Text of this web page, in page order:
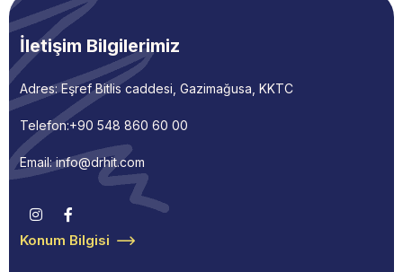
İletişim Bilgilerimiz
Adres: Eşref Bitlis caddesi, Gazimağusa, KKTC
Telefon:+90 548 860 60 00
Email: info@drhit.com
Konum Bilgisi